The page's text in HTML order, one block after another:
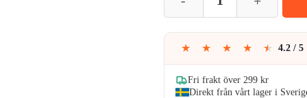
var:
129kr.
★ ★ ★ ★ ★ 4.2 / 5
Fri frakt över 299 kr
Direkt från vårt lager i